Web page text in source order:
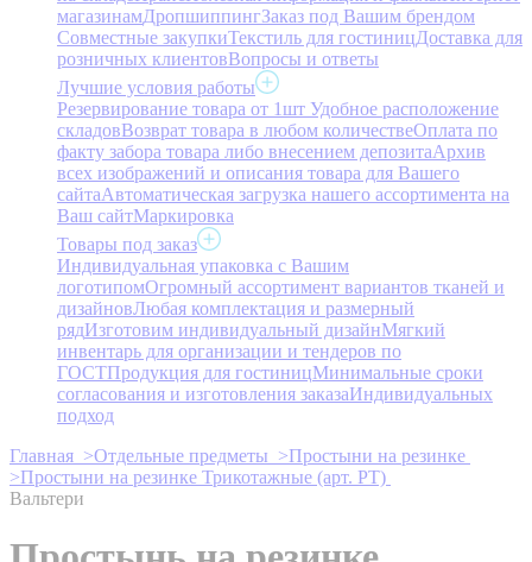
магазинамДропшиппингЗаказ под Вашим брендом
Совместные закупкиТекстиль для гостиницДоставка для
розничных клиентовВопросы и ответы
Лучшие условия работы
Резервирование товара от 1шт Удобное расположение
складовВозврат товара в любом количествеОплата по
факту забора товара либо внесением депозитаАрхив
всех изображений и описания товара для Вашего
сайтаАвтоматическая загрузка нашего ассортимента на
Ваш сайтМаркировка
Товары под заказ
Индивидуальная упаковка с Вашим
логотипомОгромный ассортимент вариантов тканей и
дизайновЛюбая комплектация и размерный
рядИзготовим индивидуальный дизайнМягкий
инвентарь для организации и тендеров по
ГОСТПродукция для гостиницМинимальные сроки
согласования и изготовления заказаИндивидуальных
подход
Главная >Отдельные предметы >Простыни на резинке
>Простыни на резинке Трикотажные (арт. РТ)
Вальтери